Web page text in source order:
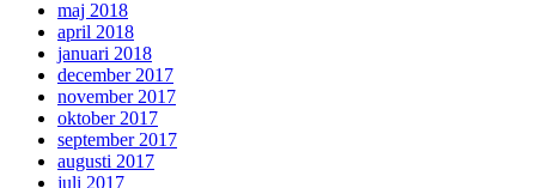
maj 2018
april 2018
januari 2018
december 2017
november 2017
oktober 2017
september 2017
augusti 2017
juli 2017